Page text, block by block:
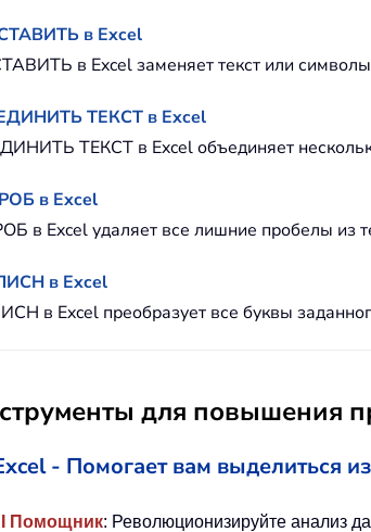
в Excel
в Excel заменяет текст или символы
ТЕКСТ в Excel
ТЕКСТ в Excel объединяет
в Excel
в Excel удаляет все лишние пробелы из
в Excel
в Excel преобразует все буквы
для повышения
- Помогает вам выделиться
Помощник: Революционизируйте анализ